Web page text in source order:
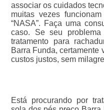
associar os cuidados
muitas vezes
“NASA”. Faça uma
caso. Se seu
tratamento para
Barra Funda, certamente
custos justos, sem
Está procurando por